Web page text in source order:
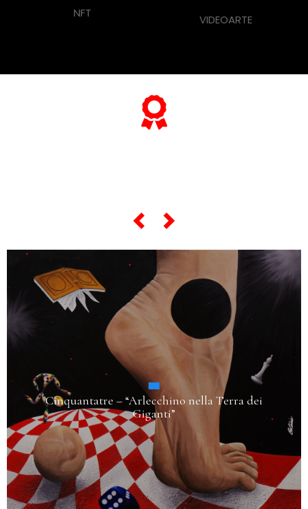
NFT VIDEOARTE
scorri lo slider qui sotto ...
Sette – “La Bocca dell’Etna (A Version)”